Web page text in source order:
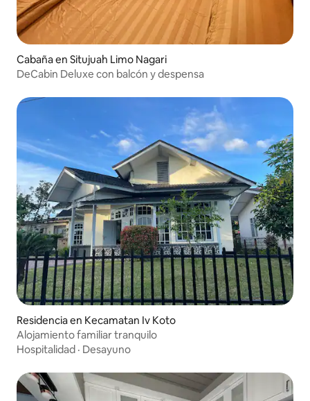
Cabaña en Situjuah Limo Nagari
DeCabin Deluxe con balcón y despensa
Residencia en Kecamatan Iv Koto
Alojamiento familiar tranquilo
Hospitalidad · Desayuno